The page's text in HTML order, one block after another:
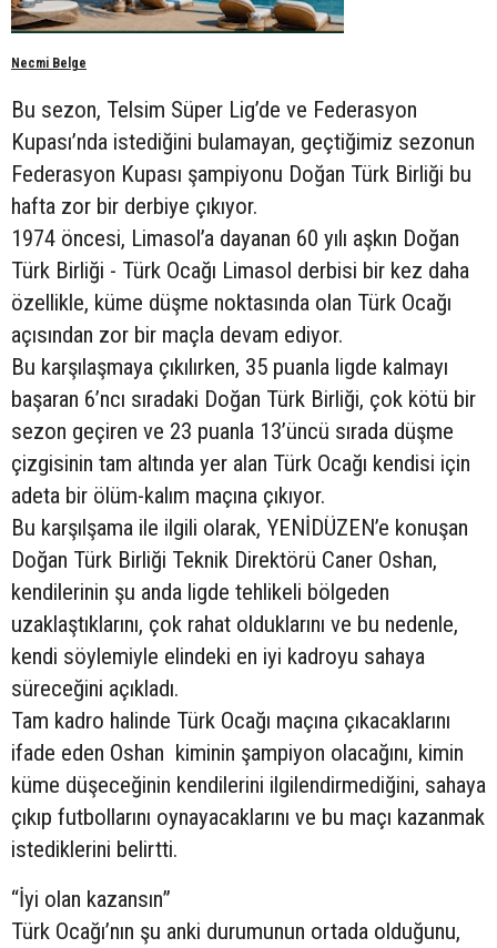
Necmi Belge
Bu sezon, Telsim Süper Lig’de ve Federasyon
Kupası’nda istediğini bulamayan, geçtiğimiz sezonun
Federasyon Kupası şampiyonu Doğan Türk Birliği bu
hafta zor bir derbiye çıkıyor.
1974 öncesi, Limasol’a dayanan 60 yılı aşkın Doğan
Türk Birliği - Türk Ocağı Limasol derbisi bir kez daha
özellikle, küme düşme noktasında olan Türk Ocağı
açısından zor bir maçla devam ediyor.
Bu karşılaşmaya çıkılırken, 35 puanla ligde kalmayı
başaran 6’ncı sıradaki Doğan Türk Birliği, çok kötü bir
sezon geçiren ve 23 puanla 13’üncü sırada düşme
çizgisinin tam altında yer alan Türk Ocağı kendisi için
adeta bir ölüm-kalım maçına çıkıyor.
Bu karşılşama ile ilgili olarak, YENİDÜZEN’e konuşan
Doğan Türk Birliği Teknik Direktörü Caner Oshan,
kendilerinin şu anda ligde tehlikeli bölgeden
uzaklaştıklarını, çok rahat olduklarını ve bu nedenle,
kendi söylemiyle elindeki en iyi kadroyu sahaya
süreceğini açıkladı.
Tam kadro halinde Türk Ocağı maçına çıkacaklarını
ifade eden Oshan kiminin şampiyon olacağını, kimin
küme düşeceğinin kendilerini ilgilendirmediğini, sahaya
çıkıp futbollarını oynayacaklarını ve bu maçı kazanmak
istediklerini belirtti.
“İyi olan kazansın”
Türk Ocağı’nın şu anki durumunun ortada olduğunu,